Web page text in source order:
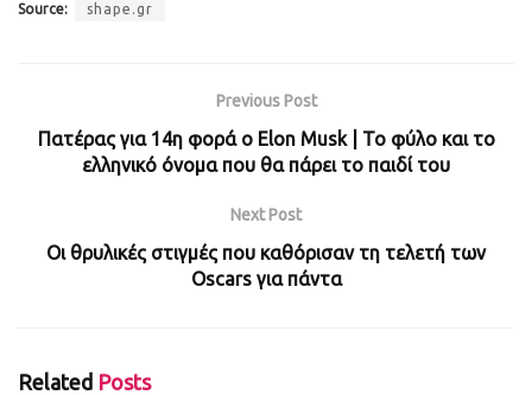
Source: shape.gr
Previous Post
Πατέρας για 14η φορά ο Elon Musk | Το φύλο και το
ελληνικό όνομα που θα πάρει το παιδί του
Next Post
Οι θρυλικές στιγμές που καθόρισαν τη τελετή των
Oscars για πάντα
Related Posts